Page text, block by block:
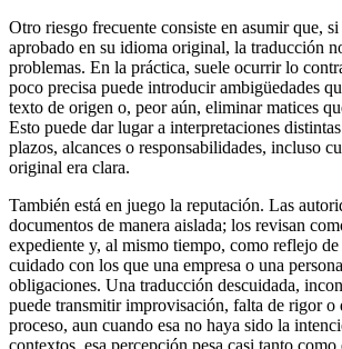
Otro riesgo frecuente consiste en asumir que,
aprobado en su idioma original, la traducción
problemas. En la práctica, suele ocurrir lo
poco precisa puede introducir ambigüedades
texto de origen o, peor aún, eliminar matices
Esto puede dar lugar a interpretaciones
plazos, alcances o responsabilidades, incluso
original era clara.
También está en juego la reputación. Las
documentos de manera aislada; los revisan
expediente y, al mismo tiempo, como reflejo de
cuidado con los que una empresa o una
obligaciones. Una traducción descuidada,
puede transmitir improvisación, falta de rigor o
proceso, aun cuando esa no haya sido la
contextos, esa percepción pesa casi tanto